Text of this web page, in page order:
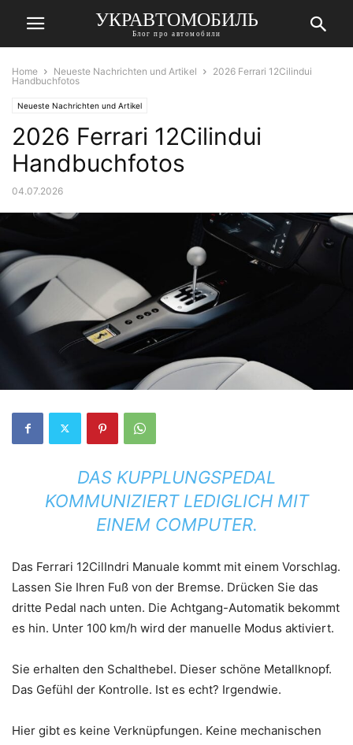
УКРАВТОМОБИЛЬ
Блог про автомобили
Home Neueste Nachrichten und Artikel
2026 Ferrari 12Cilindui
Handbuchfotos
Neueste Nachrichten und Artikel
2026 Ferrari 12Cilindui
Handbuchfotos
04.07.2026
DAS KUPPLUNGSPEDAL
KOMMUNIZIERT LEDIGLICH MIT
EINEM COMPUTER.
Das Ferrari 12CilIndri Manuale kommt mit einem Vorschlag.
Lassen Sie Ihren Fuß von der Bremse. Drücken Sie das
dritte Pedal nach unten. Die Achtgang-Automatik bekommt
es hin. Unter 100 km/h wird der manuelle Modus aktiviert.
Sie erhalten den Schalthebel. Dieser schöne Metallknopf.
Das Gefühl der Kontrolle. Ist es echt? Irgendwie.
Hier gibt es keine Verknüpfungen. Keine mechanischen